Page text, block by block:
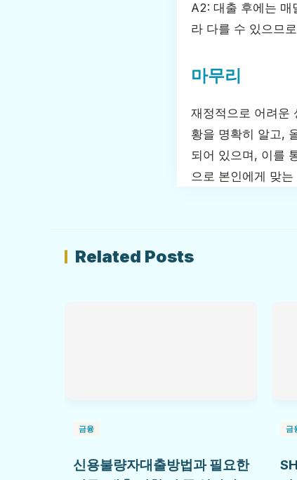
A2: 대출 후에는 매
라 다를 수 있으므
마무리
재정적으로 어려운
황을 명확히 알고,
되어 있으며, 이를
으로 본인에게 맞
Related Posts
금융
신용불량자대출방법과 필요한
금